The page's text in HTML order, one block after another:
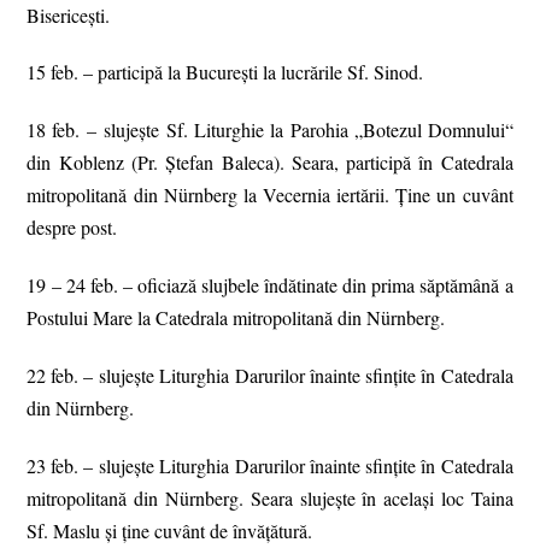
Bisericești.
15 feb. – participă la București la lucrările Sf. Sinod.
18 feb. – slujește Sf. Liturghie la Parohia „Botezul Domnului“
din Koblenz (Pr. Ștefan Baleca). Seara, participă în Catedrala
mitropolitană din Nürnberg la Vecernia iertării. Ține un cuvânt
despre post.
19 – 24 feb. – oficiază slujbele îndătinate din prima săptămână a
Postului Mare la Catedrala mitropolitană din Nürnberg.
22 feb. – slujeşte Liturghia Darurilor înainte sfinţite în Catedrala
din Nürnberg.
23 feb. – slujeşte Liturghia Darurilor înainte sfinţite în Catedrala
mitropolitană din Nürnberg. Seara slujeşte în acelaşi loc Taina
Sf. Maslu şi ţine cuvânt de învăţătură.